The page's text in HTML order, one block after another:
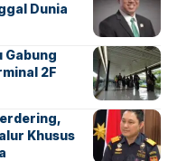
Dunia
Gabung
2F
Khusus